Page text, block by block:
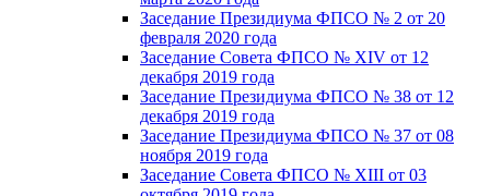
Заседание Президиума ФПСО № 2 от 20
февраля 2020 года
Заседание Совета ФПСО № XIV от 12
декабря 2019 года
Заседание Президиума ФПСО № 38 от 12
декабря 2019 года
Заседание Президиума ФПСО № 37 от 08
ноября 2019 года
Заседание Совета ФПСО № XIII от 03